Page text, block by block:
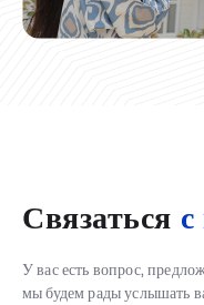
Связаться
У вас есть вопрос,
мы будем рады услышать